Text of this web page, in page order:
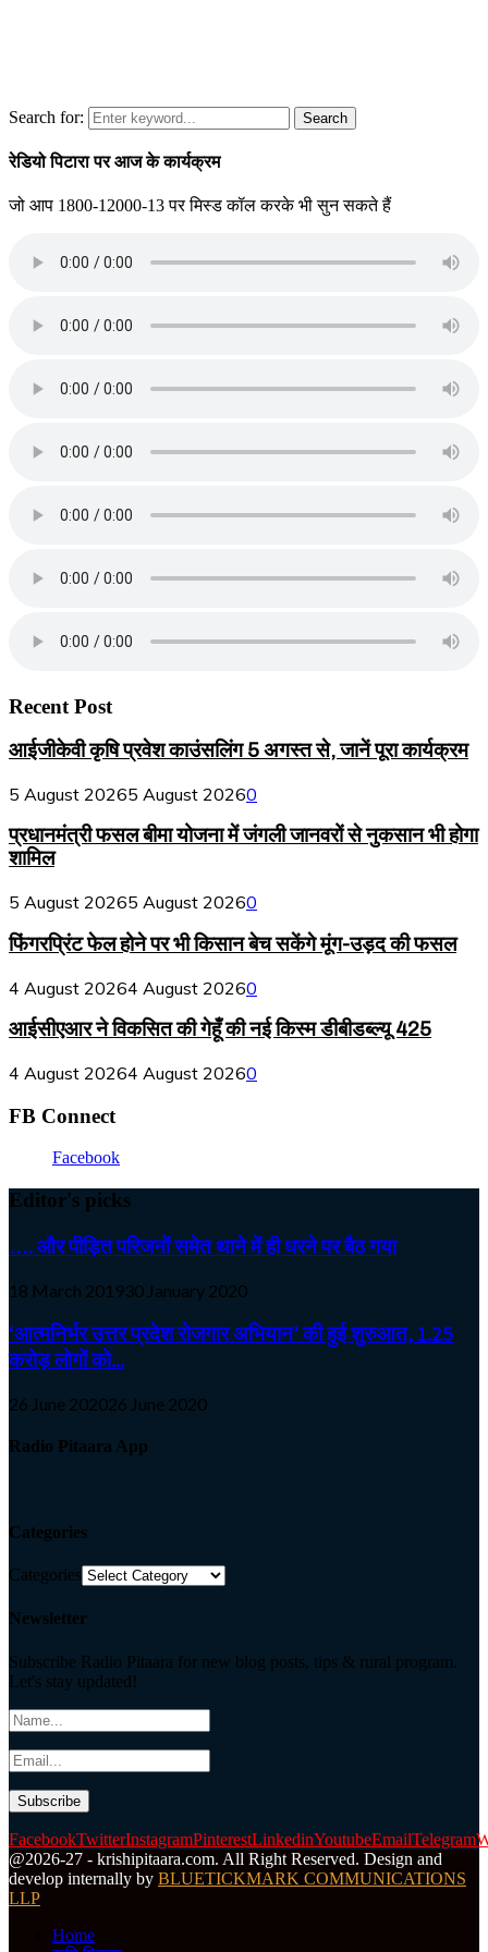
Search for: Search
रेडियो पिटारा पर आज के कार्यक्रम
जो आप 1800-12000-13 पर मिस्ड कॉल करके भी सुन सकते हैं
Recent Post
आईजीकेवी कृषि प्रवेश काउंसलिंग 5 अगस्त से, जानें पूरा कार्यक्रम
5 August 20265 August 20260
प्रधानमंत्री फसल बीमा योजना में जंगली जानवरों से नुकसान भी होगा
शामिल
5 August 20265 August 20260
फिंगरप्रिंट फेल होने पर भी किसान बेच सकेंगे मूंग-उड़द की फसल
4 August 20264 August 20260
आईसीएआर ने विकसित की गेहूँ की नई किस्म डीबीडब्ल्यू 425
4 August 20264 August 20260
FB Connect
Facebook
Editor's picks
…. और पीड़ित परिजनों समेत थाने में ही धरने पर बैठ गया
18 March 201930 January 2020
‘आत्मनिर्भर उत्तर प्रदेश रोजगार अभियान’ की हुई शुरुआत, 1.25
करोड़ लोगों को...
26 June 202026 June 2020
Radio Pitaara App
Categories
Categories
Newsletter
Subscribe Radio Pitaara for new blog posts, tips & rural program.
Let's stay updated!
FacebookTwitterInstagramPinterestLinkedinYoutubeEmailTelegram
@2026-27 - krishipitaara.com. All Right Reserved. Design and
develop internally by BLUETICKMARK COMMUNICATIONS
LLP
Home